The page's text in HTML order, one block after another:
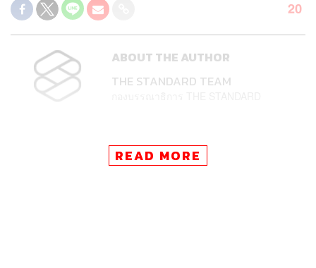
20
ABOUT THE AUTHOR
THE STANDARD TEAM
READ MORE